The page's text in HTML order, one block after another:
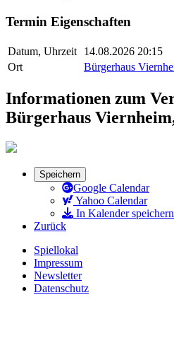
Termin Eigenschaften
Datum, Uhrzeit
14.08.2026 20:15
Ort
Bürgerhaus
Informationen zum
Bürgerhaus
Speichern
Google Calendar
Yahoo Calendar
In Kalender speichern
Zurück
Spiellokal
Impressum
Newsletter
Datenschutz